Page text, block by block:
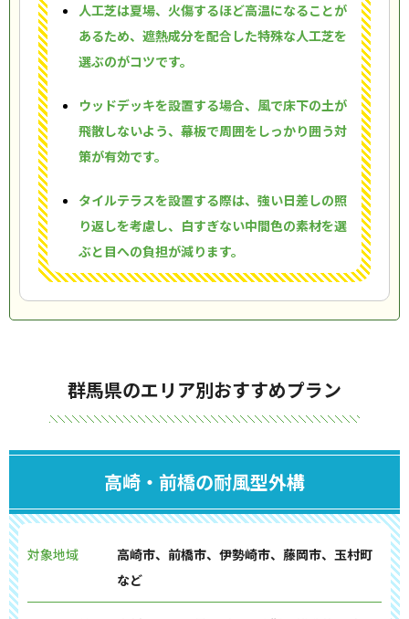
人工芝は夏場、火傷するほど高温になることが
あるため、遮熱成分を配合した特殊な人工芝を
選ぶのがコツです。
ウッドデッキを設置する場合、風で床下の土が
飛散しないよう、幕板で周囲をしっかり囲う対
策が有効です。
タイルテラスを設置する際は、強い日差しの照
り返しを考慮し、白すぎない中間色の素材を選
ぶと目への負担が減ります。
群馬県のエリア別おすすめプラン
高崎・前橋の耐風型外構
対象地域
高崎市、前橋市、伊勢崎市、藤岡市、玉村町
など